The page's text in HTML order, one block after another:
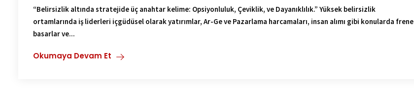
“Belirsizlik altında stratejide üç anahtar kelime: Opsiyonluluk, Çeviklik, ve Dayanıklılık.” Yüksek belirsizlik
ortamlarında iş liderleri içgüdüsel olarak yatırımlar, Ar-Ge ve Pazarlama harcamaları, insan alımı gibi konularda frene
basarlar ve...
Okumaya Devam Et